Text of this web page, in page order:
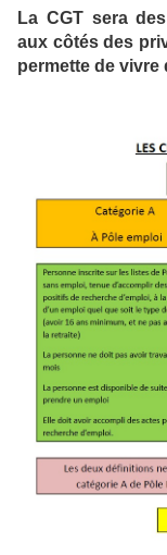
La CGT sera
aux côtés des
permette de vivre